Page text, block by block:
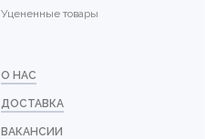
Уцененные товары
О НАС
ДОСТАВКА
ВАКАНСИИ